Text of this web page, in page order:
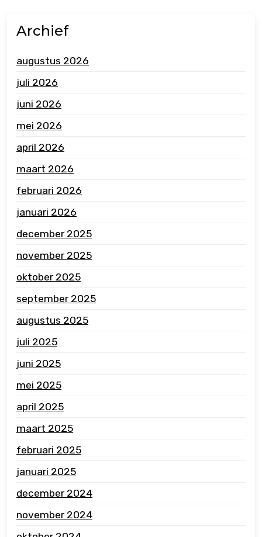
Archief
augustus 2026
juli 2026
juni 2026
mei 2026
april 2026
maart 2026
februari 2026
januari 2026
december 2025
november 2025
oktober 2025
september 2025
augustus 2025
juli 2025
juni 2025
mei 2025
april 2025
maart 2025
februari 2025
januari 2025
december 2024
november 2024